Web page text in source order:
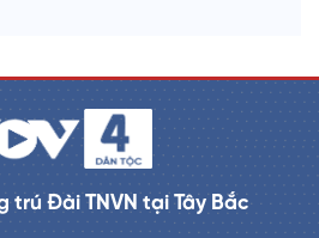
trú Đài TNVN tại Tây Bắc